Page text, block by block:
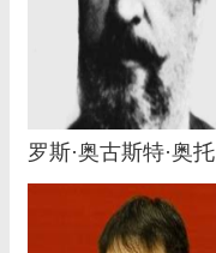
罗斯·奥古斯特·奥托